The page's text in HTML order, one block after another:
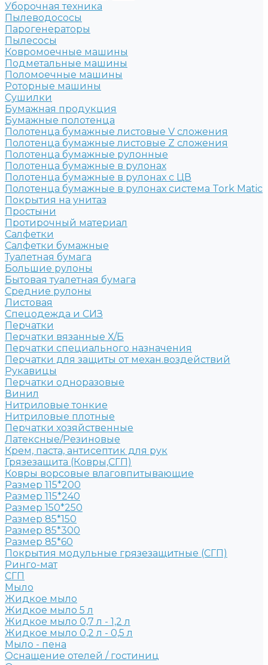
Уборочная техника
Пылеводососы
Парогенераторы
Пылесосы
Ковромоечные машины
Подметальные машины
Поломоечные машины
Роторные машины
Сушилки
Бумажная продукция
Бумажные полотенца
Полотенца бумажные листовые V сложения
Полотенца бумажные листовые Z сложения
Полотенца бумажные рулонные
Полотенца бумажные в рулонах
Полотенца бумажные в рулонах с ЦВ
Полотенца бумажные в рулонах система Tork Matic
Покрытия на унитаз
Простыни
Протирочный материал
Салфетки
Салфетки бумажные
Туалетная бумага
Большие рулоны
Бытовая туалетная бумага
Средние рулоны
Листовая
Спецодежда и СИЗ
Перчатки
Перчатки вязанные Х/Б
Перчатки специального назначения
Перчатки для защиты от механ.воздействий
Рукавицы
Перчатки одноразовые
Винил
Нитриловые тонкие
Нитриловые плотные
Перчатки хозяйственные
Латексные/Резиновые
Крем, паста, антисептик для рук
Грязезащита (Ковры,СГП)
Ковры ворсовые влаговпитывающие
Размер 115*200
Размер 115*240
Размер 150*250
Размер 85*150
Размер 85*300
Размер 85*60
Покрытия модульные грязезащитные (СГП)
Ринго-мат
СГП
Мыло
Жидкое мыло
Жидкое мыло 5 л
Жидкое мыло 0,7 л - 1,2 л
Жидкое мыло 0,2 л - 0,5 л
Мыло - пена
Оснащение отелей / гостиниц